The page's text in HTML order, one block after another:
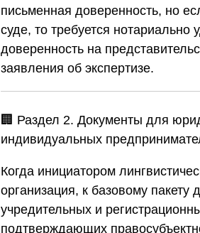
письменная доверенность, но
суде, то требуется нотариально
доверенность на
заявления об экспертизе.
🏢 Раздел 2. Документы для
индивидуальных
Когда инициатором
организация, к базовому пакету
учредительных и
подтверждающих